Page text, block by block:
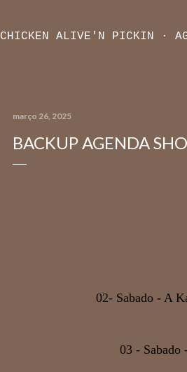
CHICKEN ALIVE'N PICKIN
março 26, 2025
BACKUP AGENDA
02- Sabado - A
03 -